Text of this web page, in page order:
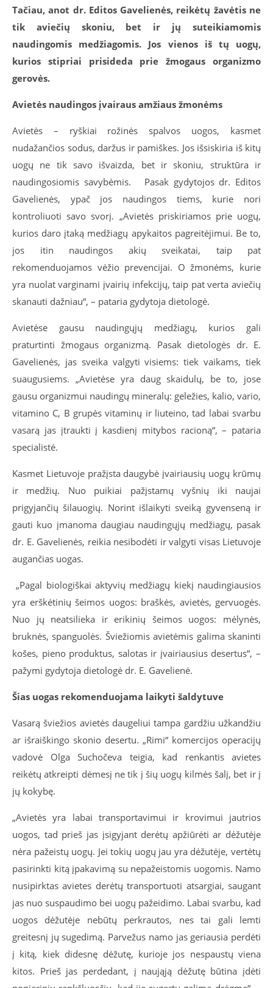
Tačiau, anot dr. Editos Gavelienės, reikėtų žavėtis ne
tik aviečių skoniu, bet ir jų suteikiamomis
naudingomis medžiagomis. Jos vienos iš tų uogų,
kurios stipriai prisideda prie žmogaus organizmo
gerovės.
Avietės naudingos įvairaus amžiaus žmonėms
Avietės – ryškiai rožinės spalvos uogos, kasmet
nudažančios sodus, daržus ir pamiškes. Jos išsiskiria iš kitų
uogų ne tik savo išvaizda, bet ir skoniu, struktūra ir
naudingosiomis savybėmis.
Pasak gydytojos dr. Editos
Gavelienės, ypač jos naudingos tiems, kurie nori
kontroliuoti savo svorį. „Avietės priskiriamos prie uogų,
kurios daro įtaką medžiagų apykaitos pagreitėjimui. Be to,
jos itin naudingos akių sveikatai, taip pat
rekomenduojamos vėžio prevencijai. O žmonėms, kurie
yra nuolat varginami įvairių infekcijų, taip pat verta aviečių
skanauti dažniau“, – pataria gydytoja dietologė.
Avietėse gausu naudingųjų medžiagų, kurios gali
praturtinti žmogaus organizmą. Pasak dietologės dr. E.
Gavelienės, jas sveika valgyti visiems: tiek vaikams, tiek
suaugusiems. „Avietėse yra daug skaidulų, be to, jose
gausu organizmui naudingų mineralų: geležies, kalio, vario,
vitamino C, B grupės vitaminų ir liuteino, tad labai svarbu
vasarą jas įtraukti į kasdienį mitybos racioną“, – pataria
specialistė.
Kasmet Lietuvoje pražįsta daugybė įvairiausių uogų krūmų
ir medžių. Nuo puikiai pažįstamų vyšnių iki naujai
prigyjančių šilauogių. Norint išlaikyti sveiką gyvenseną ir
gauti kuo įmanoma daugiau naudingųjų medžiagų, pasak
dr. E. Gavelienės, reikia nesibodėti ir valgyti visas Lietuvoje
augančias uogas.
„Pagal biologiškai aktyvių medžiagų kiekį naudingiausios
yra erškėtinių šeimos uogos: braškės, avietės, gervuogės.
Nuo jų neatsilieka ir erikinių šeimos uogos: mėlynės,
bruknės, spanguolės. Šviežiomis avietėmis galima skaninti
košes, pieno produktus, salotas ir įvairiausius desertus“, –
pažymi gydytoja dietologė dr. E. Gavelienė.
Šias uogas rekomenduojama laikyti šaldytuve
Vasarą šviežios avietės daugeliui tampa gardžiu užkandžiu
ar išraiškingo skonio desertu. „Rimi“ komercijos operacijų
vadovė Olga Suchočeva teigia, kad renkantis avietes
reikėtų atkreipti dėmesį ne tik į šių uogų kilmės šalį, bet ir į
jų kokybę.
„Avietės yra labai transportavimui ir krovimui jautrios
uogos, tad prieš jas įsigyjant derėtų apžiūrėti ar dėžutėje
nėra pažeistų uogų. Jei tokių uogų jau yra dėžutėje, vertėtų
pasirinkti kitą įpakavimą su nepažeistomis uogomis. Namo
nusipirktas avietes derėtų transportuoti atsargiai, saugant
jas nuo suspaudimo bei uogų pažeidimo. Labai svarbu, kad
uogos dėžutėje nebūtų perkrautos, nes tai gali lemti
greitesnį jų sugedimą. Parvežus namo jas geriausia perdėti
į kitą, kiek didesnę dėžutę, kurioje jos nespaustų viena
kitos. Prieš jas perdedant, į naująją dėžutę būtina įdėti